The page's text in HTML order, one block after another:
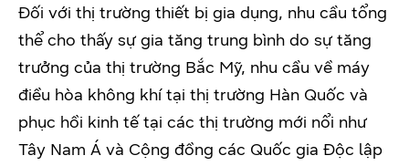
Đối với thị trường thiết bị gia dụng, nhu cầu tổng
thể cho thấy sự gia tăng trung bình do sự tăng
trưởng của thị trường Bắc Mỹ, nhu cầu về máy
điều hòa không khí tại thị trường Hàn Quốc và
phục hồi kinh tế tại các thị trường mới nổi như
Tây Nam Á và Cộng đồng các Quốc gia Độc lập